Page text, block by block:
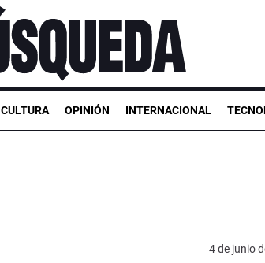
CULTURA OPINIÓN INTERNACIONAL
4 de junio